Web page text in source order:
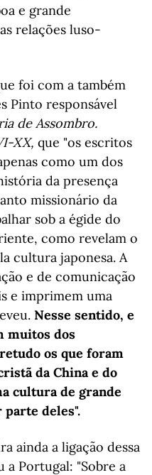
e grande
relações luso-
foi com a também
Pinto responsável
de Assombro.
XX, que "os escritos
como um dos
da presença
missionário da
sob a égide do
como revelam o
cultura japonesa. A
e de comunicação
e imprimem uma
Nesse sentido, e
muitos dos
os que foram
da China e do
cultura de grande
parte deles".
ainda a ligação dessa
a Portugal: "Sobre a